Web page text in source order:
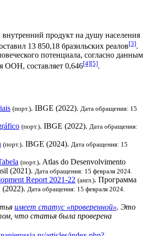
продукт на душу населения
13 850,18 бразильских реалов[3].
потенциала, согласно данным
ООН, составляет 0,646[4][5].
(порт.). IBGE (2022). Дата обращения: 15
(порт.). IBGE (2022). Дата обращения:
(порт.). IBGE (2024). Дата обращения: 15
(порт.). Atlas do Desenvolvimento
(2021). Дата обращения: 15 февраля 2024.
Report 2021-22 (англ.). Программа
(2022). Дата обращения: 15 февраля 2024.
имеет статус «проверенной». Это
что статья была проверена